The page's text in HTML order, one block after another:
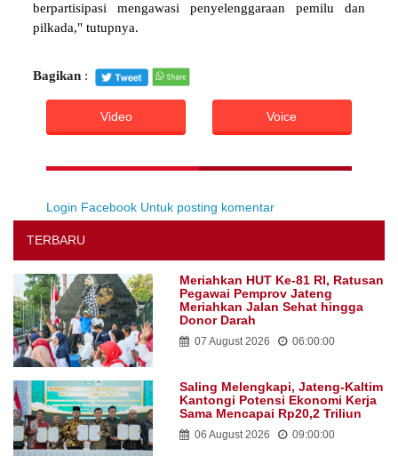
berpartisipasi mengawasi penyelenggaraan pemilu dan
pilkada," tutupnya.
Bagikan :
Video Voice
Login Facebook Untuk posting komentar
TERBARU
Meriahkan HUT Ke-81 RI, Ratusan
Pegawai Pemprov Jateng
Meriahkan Jalan Sehat hingga
Donor Darah
07 August 2026 06:00:00
Saling Melengkapi, Jateng-Kaltim
Kantongi Potensi Ekonomi Kerja
Sama Mencapai Rp20,2 Triliun
06 August 2026 09:00:00